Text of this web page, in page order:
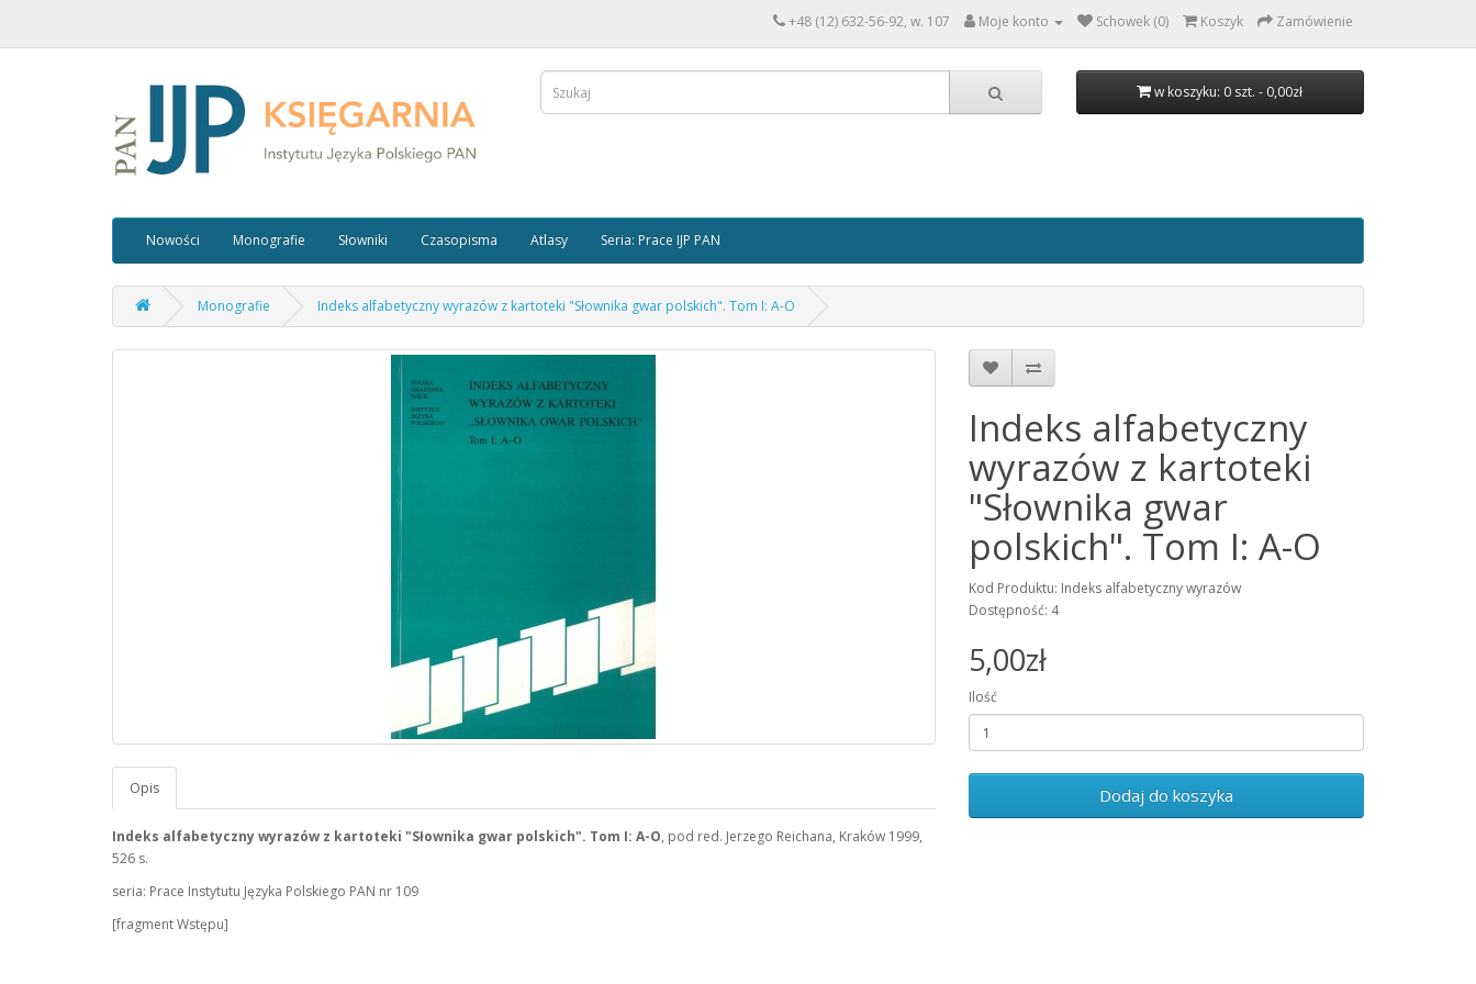
+48 (12) 632-56-92, w. 107 Moje konto Schowek (0) Koszyk Zamówienie
w koszyku: 0 szt. - 0,00zł
Nowości Monografie Słowniki Czasopisma Atlasy Seria: Prace IJP PAN
Monografie Indeks alfabetyczny wyrazów z kartoteki "Słownika gwar polskich". Tom I: A-O
Opis
Indeks alfabetyczny wyrazów z kartoteki "Słownika gwar polskich". Tom I: A-O, pod red. Jerzego Reichana, Kraków 1999,
526 s.
seria: Prace Instytutu Języka Polskiego PAN nr 109
[fragment Wstępu]
Indeks alfabetyczny
wyrazów z kartoteki
"Słownika gwar
polskich". Tom I: A-O
Kod Produktu: Indeks alfabetyczny wyrazów
Dostępność: 4
5,00zł
Ilość
Dodaj do koszyka